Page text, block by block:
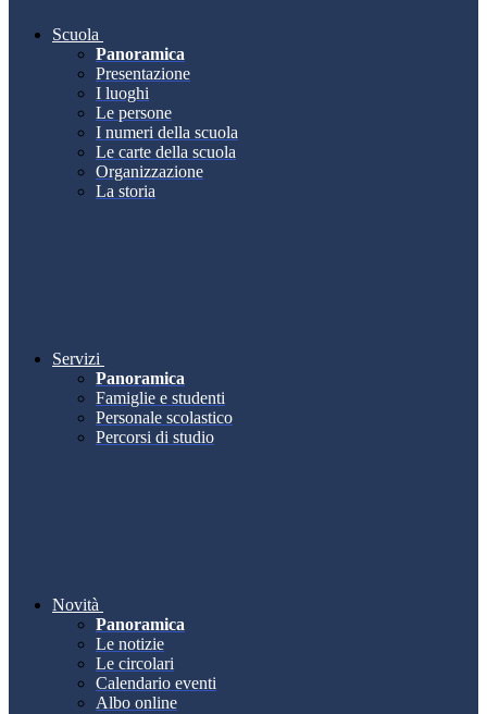
Scuola
Panoramica
Presentazione
I luoghi
Le persone
I numeri della scuola
Le carte della scuola
Organizzazione
La storia
Servizi
Panoramica
Famiglie e studenti
Personale scolastico
Percorsi di studio
Novità
Panoramica
Le notizie
Le circolari
Calendario eventi
Albo online